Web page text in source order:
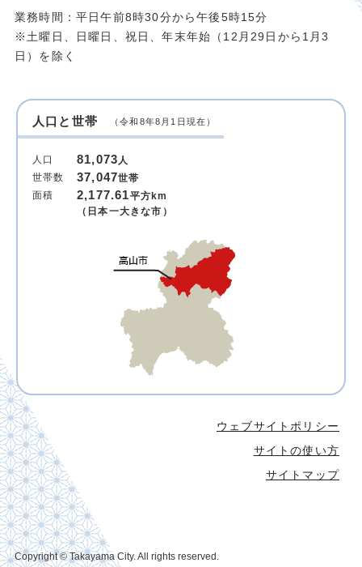
業務時間：平日午前8時30分から午後5時15分
※土曜日、日曜日、祝日、年末年始（12月29日から1月3
日）を除く
人口と世帯 （令和8年8月1日現在）
人口 81,073人
世帯数
37,047世帯
面積
2,177.61平方km
（日本一大きな市）
ウェブサイトポリシー
サイトの使い方
サイトマップ
Copyright © Takayama City. All rights reserved.